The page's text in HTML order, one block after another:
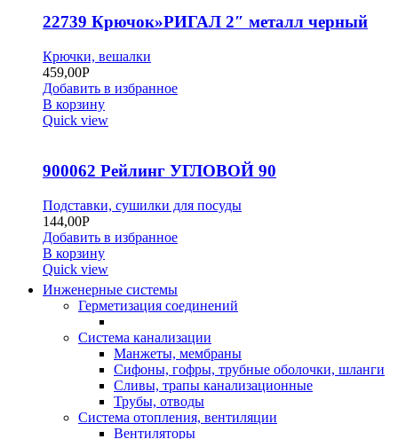
22739 Крючок»РИГАЛ 2″ металл черный
Крючки, вешалки
459,00Р
Добавить в избранное
В корзину
Quick view
900062 Рейлинг УГЛОВОЙ 90
Подставки, сушилки для посуды
144,00Р
Добавить в избранное
В корзину
Quick view
Инженерные системы
Герметизация соединений
Система канализации
Манжеты, мембраны
Сифоны, гофры, трубные оболочки, шланги
Сливы, трапы канализационные
Трубы, отводы
Система отопления, вентиляции
Вентиляторы